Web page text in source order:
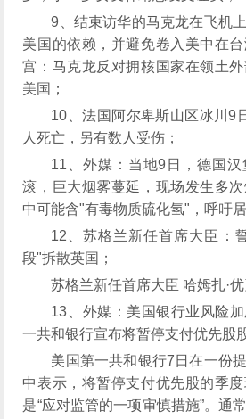
9、结束访华的马克龙在飞机
美国的依赖，并避免卷入美中在
宫：马克龙反对拥核国家在领土
美国；
10、法国阿尔卑斯山区冰川9
人死亡，另有数人受伤；
11、外媒：当地9日，德国
滚，巨大烟雾蔓延，现场发生多
中可能含"有毒物质硫化氢"，呼吁
12、苏格兰新任首席大臣：
段"拆散英国；
苏格兰新任首席大臣 哈姆扎·优
13、外媒：美国银行业风险
一共和银行宣布将暂停支付优先股
美国第一共和银行7日在一份
中表示，将暂停支付优先股的季
是“应对监管的一项审慎措施”。通